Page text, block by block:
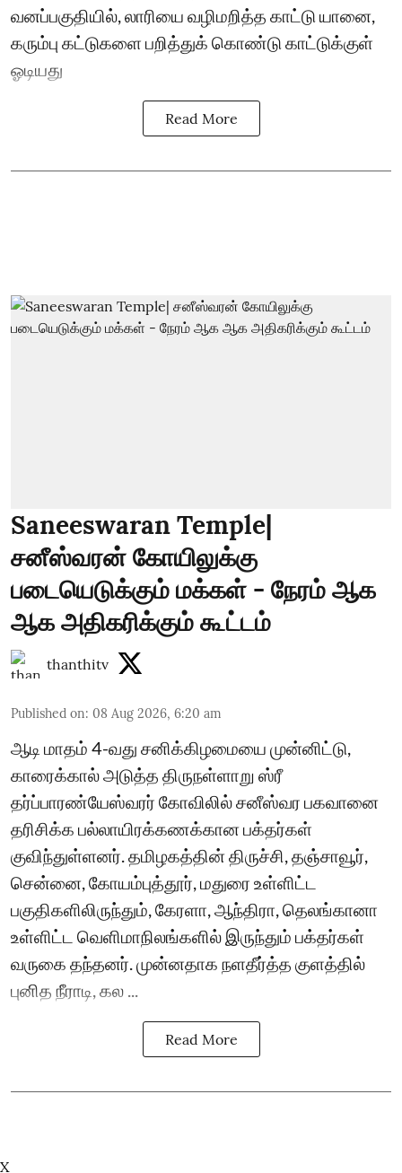
வனப்பகுதியில், லாரியை வழிமறித்த காட்டு யானை,
கரும்பு கட்டுகளை பறித்துக் கொண்டு காட்டுக்குள்
ஓடியது
Read More
Saneeswaran Temple|
சனீஸ்வரன் கோயிலுக்கு
படையெடுக்கும் மக்கள் - நேரம் ஆக
ஆக அதிகரிக்கும் கூட்டம்
thanthitv
Published on: 08 Aug 2026, 6:20 am
ஆடி மாதம் 4-வது சனிக்கிழமையை முன்னிட்டு,
காரைக்கால் அடுத்த திருநள்ளாறு ஸ்ரீ
தர்ப்பாரண்யேஸ்வரர் கோவிலில் சனீஸ்வர பகவானை
தரிசிக்க பல்லாயிரக்கணக்கான பக்தர்கள்
குவிந்துள்ளனர். தமிழகத்தின் திருச்சி, தஞ்சாவூர்,
சென்னை, கோயம்புத்தூர், மதுரை உள்ளிட்ட
பகுதிகளிலிருந்தும், கேரளா, ஆந்திரா, தெலங்கானா
உள்ளிட்ட வெளிமாநிலங்களில் இருந்தும் பக்தர்கள்
வருகை தந்தனர். முன்னதாக நளதீர்த்த குளத்தில்
புனித நீராடி, கல ...
Read More
X